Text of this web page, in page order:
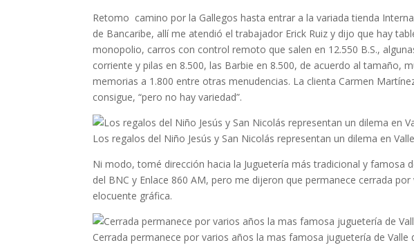
Retomo camino por la Gallegos hasta entrar a la variada tienda
de Bancaribe, allí me atendió el trabajador Erick Ruiz y dijo que hay
monopolio, carros con control remoto que salen en 12.550 B.S.,
corriente y pilas en 8.500, las Barbie en 8.500, de acuerdo al tamaño,
memorias a 1.800 entre otras menudencias. La clienta Carmen
consigue, “pero no hay variedad”.
Los regalos del Niño Jesús y San Nicolás representan un dilema en
Ni modo, tomé dirección hacia la Juguetería más tradicional y famosa
del BNC y Enlace 860 AM, pero me dijeron que permanece cerrada
elocuente gráfica.
Cerrada permanece por varios años la mas famosa juguetería de Valle